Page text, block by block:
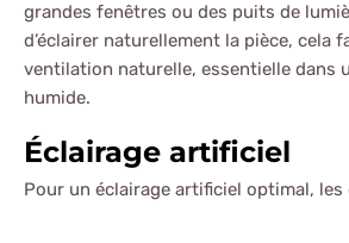
grandes fenêtres ou des puits de
d’éclairer naturellement la pièce, cela
ventilation naturelle, essentielle dans
humide.
Éclairage artificiel
Pour un éclairage artificiel optimal,